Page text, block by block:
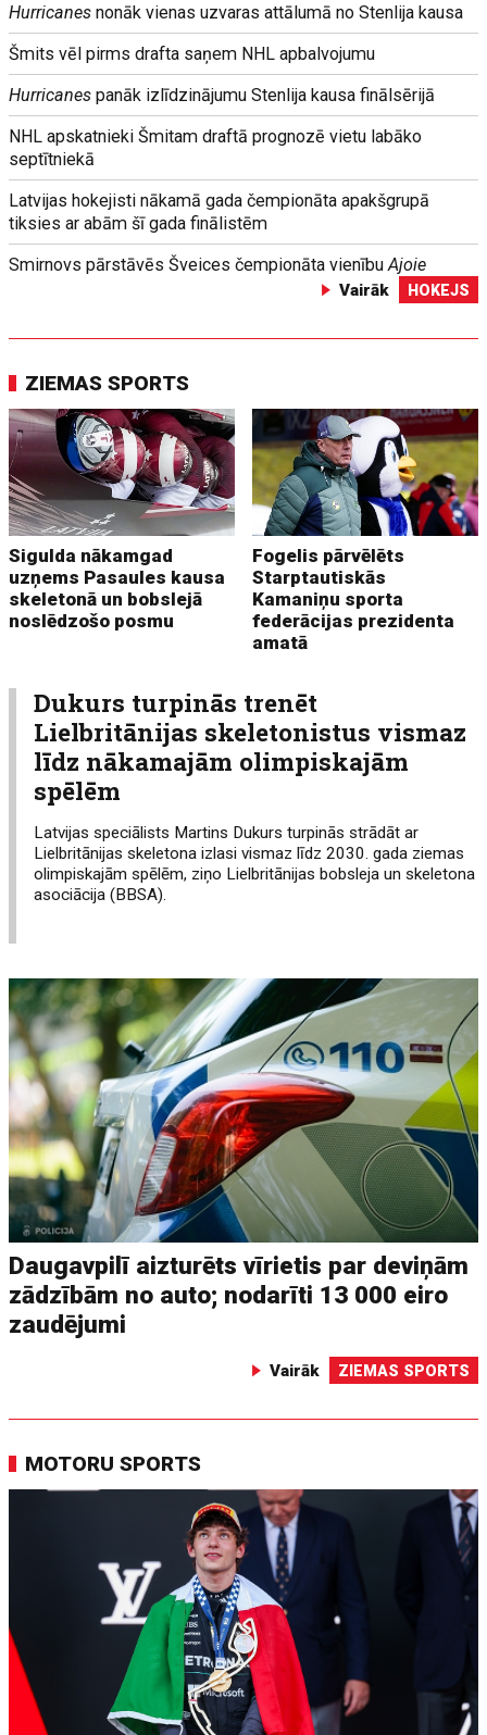
Hurricanes nonāk vienas uzvaras attālumā no Stenlija kausa
Šmits vēl pirms drafta saņem NHL apbalvojumu
Hurricanes panāk izlīdzinājumu Stenlija kausa finālsērijā
NHL apskatnieki Šmitam draftā prognozē vietu labāko
septītniekā
Latvijas hokejisti nākamā gada čempionāta apakšgrupā
tiksies ar abām šī gada finālistēm
Smirnovs pārstāvēs Šveices čempionāta vienībuAjoie
Vairāk HOKEJS
ZIEMAS SPORTS
Sigulda nākamgad
uzņems Pasaules kausa
skeletonā un bobslejā
noslēdzošo posmu
Fogelis pārvēlēts
Starptautiskās
Kamaniņu sporta
federācijas prezidenta
amatā
Dukurs turpinās trenēt
Lielbritānijas skeletonistus vismaz
līdz nākamajām olimpiskajām
spēlēm
Latvijas speciālists Martins Dukurs turpinās strādāt ar
Lielbritānijas skeletona izlasi vismaz līdz 2030. gada ziemas
olimpiskajām spēlēm, ziņo Lielbritānijas bobsleja un skeletona
asociācija (BBSA).
Daugavpilī aizturēts vīrietis par deviņām
zādzībām no auto; nodarīti 13 000 eiro
zaudējumi
Vairāk ZIEMAS SPORTS
MOTORU SPORTS